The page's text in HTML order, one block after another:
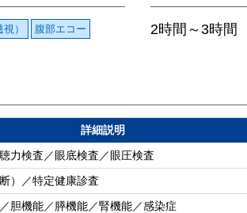
2時間～3時間
）
腹部エコー
詳細説明
力検査／眼底検査／眼圧検査
）／特定健康診査
胆機能／膵機能／腎機能／感染症